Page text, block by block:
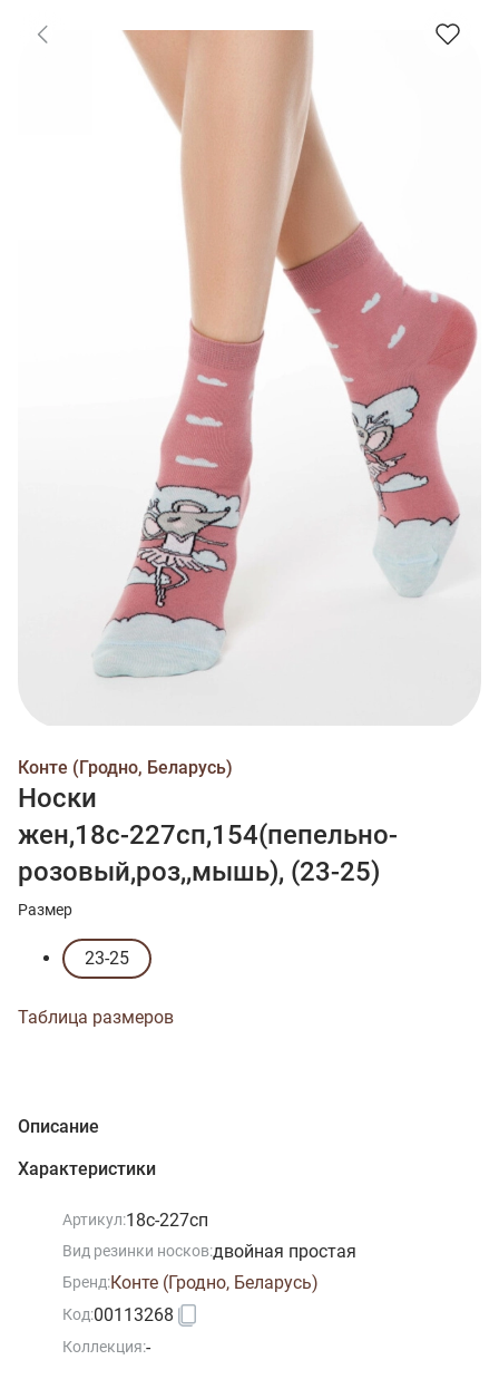
Конте (Гродно, Беларусь)
Носки
жен,18с-227сп,154(пепельно-
розовый,роз,,мышь), (23-25)
Размер
23-25
Таблица размеров
Описание
Характеристики
Артикул:18с-227сп
Вид резинки носков:двойная простая
Бренд:Конте (Гродно, Беларусь)
Код:00113268
Коллекция:-